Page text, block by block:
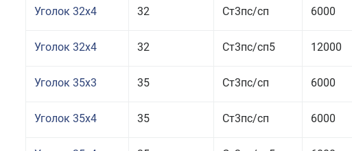
Уголок 32x4 32 Ст3пс/сп 6000
Уголок 32x4 32 Ст3пс/сп5 12000
Уголок 35x3 35 Ст3пс/сп 6000
Уголок 35x4 35 Ст3пс/сп 6000